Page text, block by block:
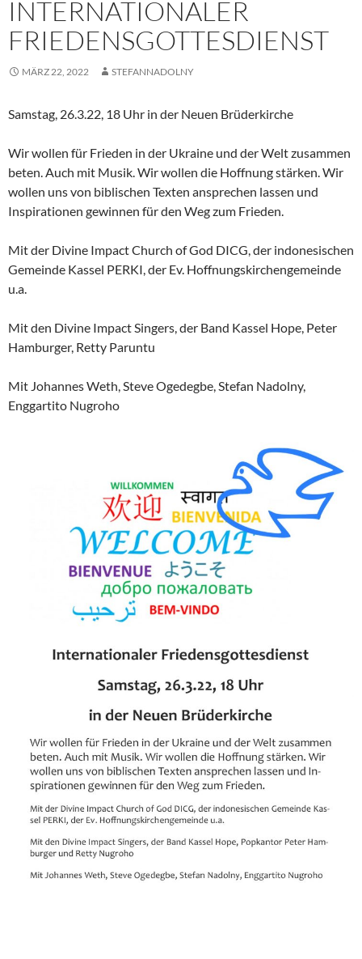
INTERNATIONALER
FRIEDENSGOTTESDIENST
MÄRZ 22, 2022 STEFANNADOLNY
Samstag, 26.3.22, 18 Uhr in der Neuen Brüderkirche
Wir wollen für Frieden in der Ukraine und der Welt zusammen
beten. Auch mit Musik. Wir wollen die Hoffnung stärken. Wir
wollen uns von biblischen Texten ansprechen lassen und
Inspirationen gewinnen für den Weg zum Frieden.
Mit der Divine Impact Church of God DICG, der indonesischen
Gemeinde Kassel PERKI, der Ev. Hoffnungskirchengemeinde
u.a.
Mit den Divine Impact Singers, der Band Kassel Hope, Peter
Hamburger, Retty Paruntu
Mit Johannes Weth, Steve Ogedegbe, Stefan Nadolny,
Enggartito Nugroho